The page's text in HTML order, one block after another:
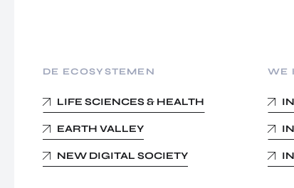
DE ECOSYSTEMEN
LIFE SCIENCES & HEALTH
EARTH VALLEY
NEW DIGITAL SOCIETY
WE